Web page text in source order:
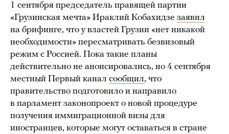
1 сентября председатель правящей партии
«Грузинская мечта» Ираклий Кобахидзе заявил
на брифинге, что у властей Грузии «нет никакой
необходимости» пересматривать безвизовый
режим с Россией. Пока такие планы
действительно не анонсировались, но 4 сентября
местный Первый канал сообщил, что
правительство подготовило и направило
в парламент законопроект о новой процедуре
получения иммиграционной визы для
иностранцев, которые могут оставаться в стране